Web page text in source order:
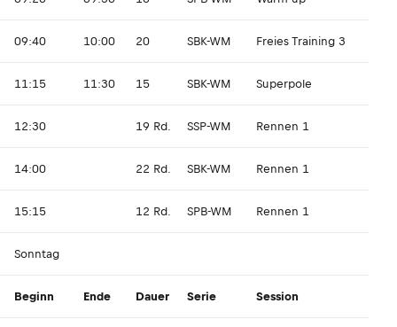
09:40 10:00 20 SBK-WM Freies Training 3
11:15 11:30 15 SBK-WM Superpole
12:30 19 Rd. SSP-WM Rennen 1
14:00 22 Rd. SBK-WM Rennen 1
15:15 12 Rd. SPB-WM Rennen 1
Sonntag
Beginn Ende Dauer Serie Session